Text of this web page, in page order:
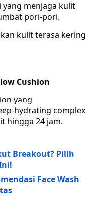
menjaga kulit
pori-pori.
kulit terasa kering
Cushion
yang
hydrating complex
hingga 24 jam.
Breakout? Pilih
Face Wash